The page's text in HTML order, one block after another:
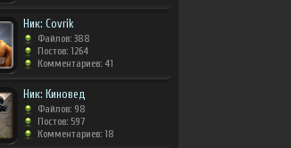
Ник: Covrik
Файлов: 388
Постов: 1264
Комментариев: 41
Ник: Киновед
Файлов: 98
Постов: 597
Комментариев: 18